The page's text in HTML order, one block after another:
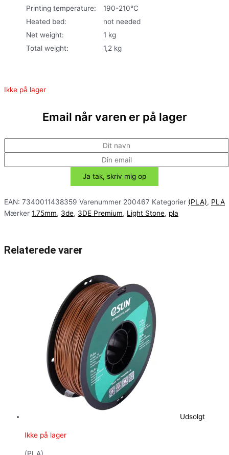
Printing temperature:
190-210°C
Heated bed:
not needed
Net weight:
1 kg
Total weight: 1,2 kg
Ikke på lager
Email når varen er på lager
EAN: 7340011438359 Varenummer 200467 Kategorier (PLA), PLA
Mærker 1.75mm, 3de, 3DE Premium, Light Stone, pla
Relaterede varer
Udsolgt
Ikke på lager
(PLA)